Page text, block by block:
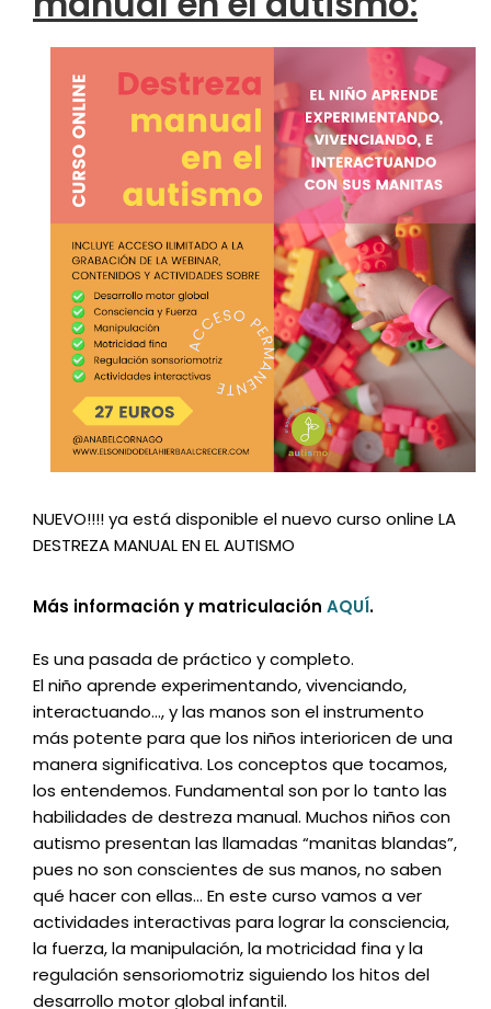
NUEVO!!!! ya está disponible el nuevo curso online LA
DESTREZA MANUAL EN EL AUTISMO
Más información y matriculación AQUÍ.
Es una pasada de práctico y completo.
El niño aprende experimentando, vivenciando,
interactuando…, y las manos son el instrumento
más potente para que los niños interioricen de una
manera significativa. Los conceptos que tocamos,
los entendemos. Fundamental son por lo tanto las
habilidades de destreza manual. Muchos niños con
autismo presentan las llamadas “manitas blandas”,
pues no son conscientes de sus manos, no saben
qué hacer con ellas… En este curso vamos a ver
actividades interactivas para lograr la consciencia,
la fuerza, la manipulación, la motricidad fina y la
regulación sensoriomotriz siguiendo los hitos del
desarrollo motor global infantil.